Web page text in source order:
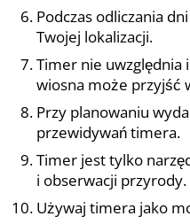
Podczas odliczania
Twojej lokalizacji.
Timer nie uwzględnia
wiosna może przyjść
Przy planowaniu
przewidywań timera.
Timer jest tylko
i obserwacji przyrody.
Używaj timera jako